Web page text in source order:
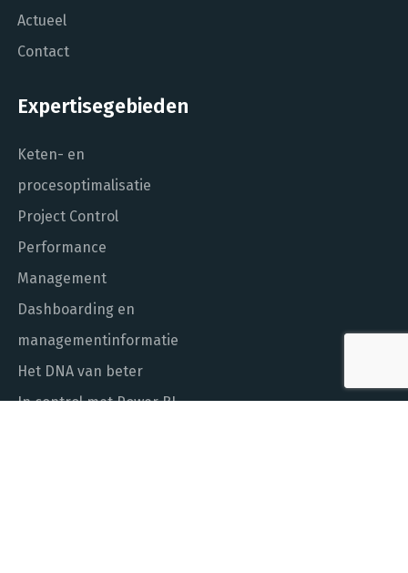
Actueel
Contact
Expertisegebieden
Keten- en
procesoptimalisatie
Project Control
Performance
Management
Dashboarding en
managementinformatie
Het DNA van beter
In control met Power BI